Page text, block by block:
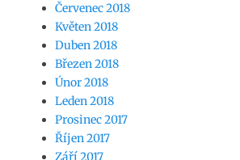
Červenec 2018
Květen 2018
Duben 2018
Březen 2018
Únor 2018
Leden 2018
Prosinec 2017
Říjen 2017
Září 2017